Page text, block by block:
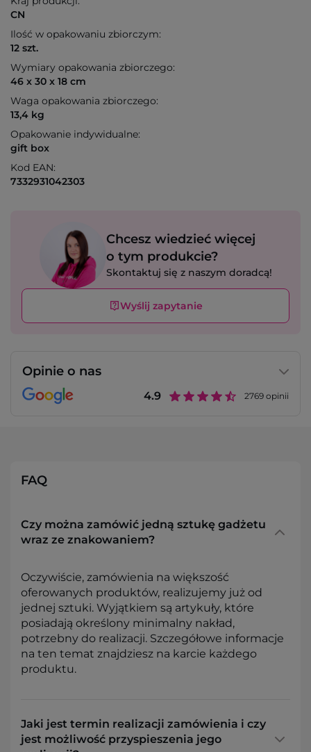
CN
Ilość w opakowaniu zbiorczym:
12 szt.
Wymiary opakowania zbiorczego:
46 x 30 x 18 cm
Waga opakowania zbiorczego:
13,4 kg
Opakowanie indywidualne:
gift box
Kod EAN:
7332931042303
Chcesz wiedzieć więcej
o tym produkcie?
Skontaktuj się z naszym doradcą!
Wyślij zapytanie
Opinie o nas
4.9 2769 opinii
FAQ
Czy można zamówić jedną sztukę gadżetu
wraz ze znakowaniem?
Oczywiście, zamówienia na większość
oferowanych produktów, realizujemy już od
jednej sztuki. Wyjątkiem są artykuły, które
posiadają określony minimalny nakład,
potrzebny do realizacji. Szczegółowe informacje
na ten temat znajdziesz na karcie każdego
produktu.
Jaki jest termin realizacji zamówienia i czy
jest możliwość przyspieszenia jego